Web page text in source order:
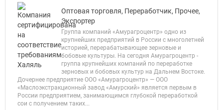
Оптовая торговля, Переработчик, Прочее,
Экспортер
Группа компаний «Амурагроцентр» одно из
крупнейших предприятий в России с многолетней
историей, перерабатывающее зерновые и
бобовые культуры. На сегодня Амурагроцентр -
группа крупнейших компаний по переработке
зерновых и бобовых культур на Дальнем Востоке.
Дочернее предприятие ООО «Амурагроцентр» — ООО
«Маслоэкстракционный завод «Амурский» является первым в
России предприятием, занимающимся глубокой переработкой
сои с получением таких...